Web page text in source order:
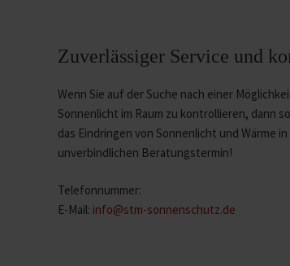
Zuverlässiger Service und
Wenn Sie auf der Suche nach einer
Sonnenlicht im Raum zu kontrollieren, dann
das Eindringen von Sonnenlicht und Wärme
unverbindlichen Beratungstermin!
Telefonnummer:
E-Mail: info@stm-sonnenschutz.de